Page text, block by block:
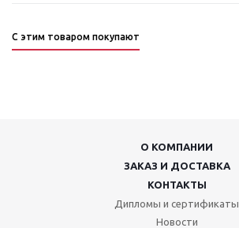
С этим товаром покупают
О КОМПАНИИ
ЗАКАЗ И ДОСТАВКА
КОНТАКТЫ
Дипломы и сертификаты
Новости